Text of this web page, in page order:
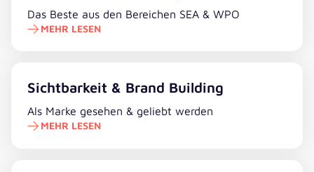
Das Beste aus den Bereichen SEA & WPO
MEHR LESEN
Sichtbarkeit & Brand Building
Als Marke gesehen & geliebt werden
MEHR LESEN
Mehr lesen